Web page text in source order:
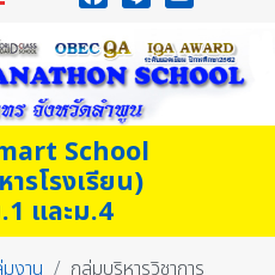
School
รโรงเรียน)
และม.4